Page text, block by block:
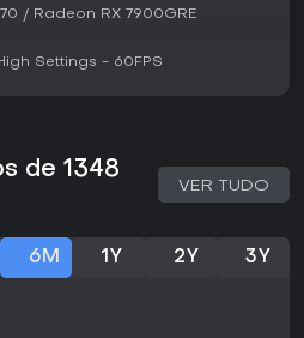
/ Radeon RX 7900GRE
Settings - 60FPS
de 1348
VER TUDO
6M 1Y 2Y 3Y